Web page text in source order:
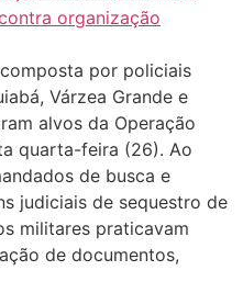
por policiais
Várzea Grande e
alvos da Operação
quarta-feira (26). Ao
de busca e
judiciais de sequestro de
militares praticavam
de documentos,